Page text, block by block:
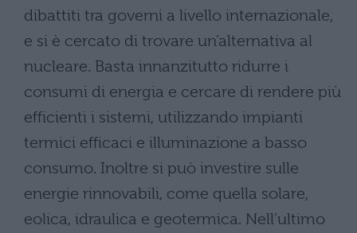
dibattiti tra governi a livello internazionale,
e si è cercato di trovare un’alternativa al
nucleare. Basta innanzitutto ridurre i
consumi di energia e cercare di rendere più
efficienti i sistemi, utilizzando impianti
termici efficaci e illuminazione a basso
consumo. Inoltre si può investire sulle
energie rinnovabili, come quella solare,
eolica, idraulica e geotermica. Nell’ultimo